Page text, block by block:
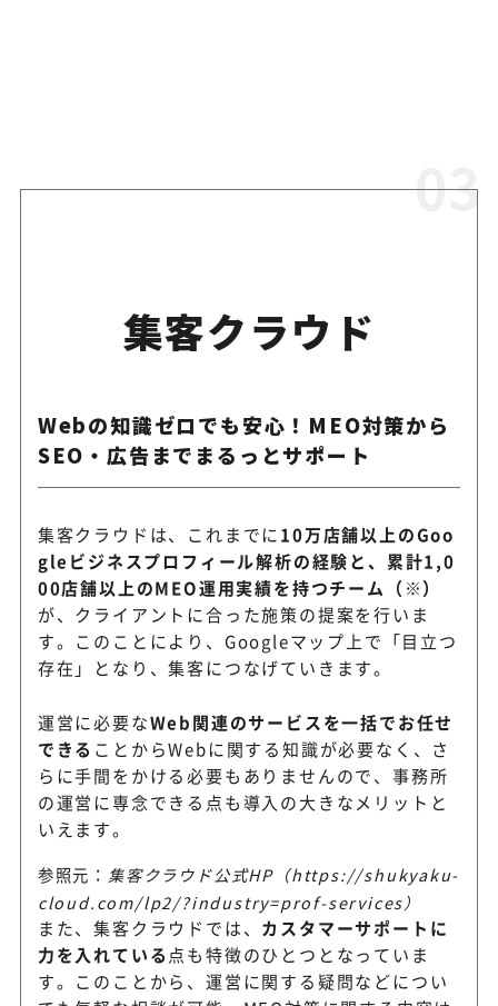
集客クラウド
Webの知識ゼロでも安心！MEO対策から
SEO・広告までまるっとサポート
集客クラウドは、これまでに10万店舗以上のGoo
gleビジネスプロフィール解析の経験と、累計1,0
00店舗以上のMEO運用実績を持つチーム（※）
が、クライアントに合った施策の提案を行いま
す。このことにより、Googleマップ上で「目立つ
存在」となり、集客につなげていきます。
運営に必要なWeb関連のサービスを一括でお任せ
できる ことからWebに関する知識が必要なく、さ
らに手間をかける必要もありませんので、事務所
の運営に専念できる点も導入の大きなメリットと
いえます。
参照元： 集客クラウド公式HP（https://shukyaku-
cloud.com/lp2/?industry=prof-services）
また、集客クラウドでは、 カスタマーサポートに
力を入れている 点も特徴のひとつとなっていま
す。このことから、運営に関する疑問などについ